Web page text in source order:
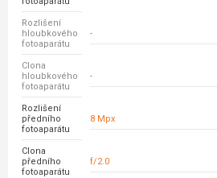
Rozlišení
hloubkového
fotoaparátu
-
Clona
hloubkového
fotoaparátu
-
Rozlišení
předního
fotoaparátu
8 Mpx
Clona
předního
fotoaparátu
f/2.0